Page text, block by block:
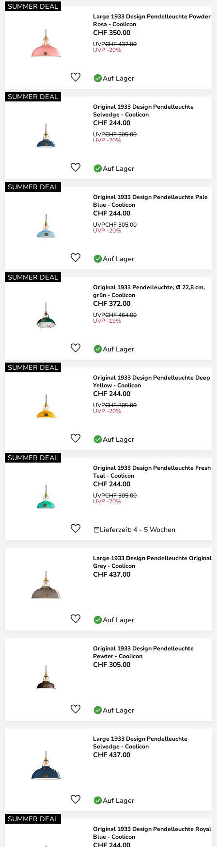
SUMMER DEAL
Large 1933 Design Pendelleuchte Powder
Rosa - Coolicon
CHF 350.00
UVPCHF 437.00
UVP -20%
Auf Lager
SUMMER DEAL
Original 1933 Design Pendelleuchte
Selvedge - Coolicon
CHF 244.00
UVPCHF 305.00
UVP -20%
Auf Lager
SUMMER DEAL
Original 1933 Design Pendelleuchte Pale
Blue - Coolicon
CHF 244.00
UVPCHF 305.00
UVP -20%
Auf Lager
SUMMER DEAL
Original 1933 Pendelleuchte, Ø 22,8 cm,
grün - Coolicon
CHF 372.00
UVPCHF 464.00
UVP -19%
Auf Lager
SUMMER DEAL
Original 1933 Design Pendelleuchte Deep
Yellow - Coolicon
CHF 244.00
UVPCHF 305.00
UVP -20%
Auf Lager
SUMMER DEAL
Original 1933 Design Pendelleuchte Fresh
Teal - Coolicon
CHF 244.00
UVPCHF 305.00
UVP -20%
Lieferzeit: 4 - 5 Wochen
Large 1933 Design Pendelleuchte Original
Grey - Coolicon
CHF 437.00
Auf Lager
Original 1933 Design Pendelleuchte
Pewter - Coolicon
CHF 305.00
Auf Lager
Large 1933 Design Pendelleuchte
Selvedge - Coolicon
CHF 437.00
Auf Lager
SUMMER DEAL
Original 1933 Design Pendelleuchte Royal
Blue - Coolicon
CHF 244.00